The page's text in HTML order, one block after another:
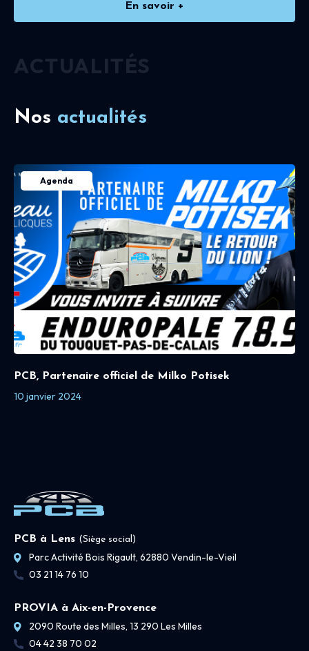
En savoir +
ACTUALITÉS
Nos actualités
Agenda
PCB, Partenaire officiel de Milko Potisek
10 janvier 2024
PCB à Lens (Siège social)
Parc Activité Bois Rigault, 62880 Vendin-le-Vieil
03 21 14 76 10
PROVIA à Aix-en-Provence
2090 Route des Milles, 13 290 Les Milles
04 42 38 70 02